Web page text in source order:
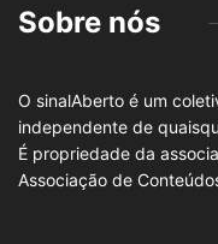
Sobre nós
O sinalAberto é um
independente de
É propriedade da
Associação de